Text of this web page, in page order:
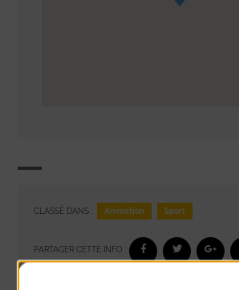
CLASSÉ DANS : Animation Sport
PARTAGER CETTE INFO :